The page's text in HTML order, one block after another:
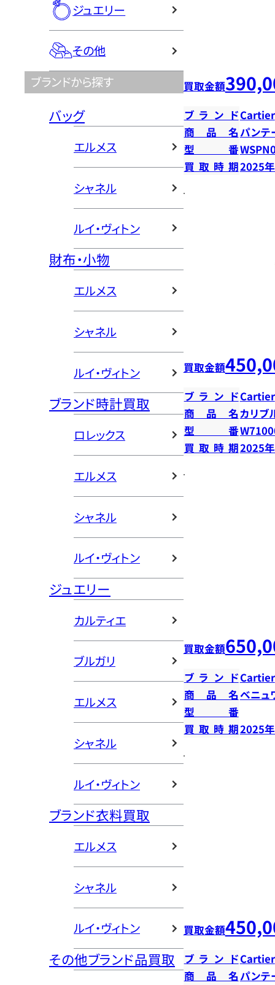
ジュエリー
その他
ブランドから探す
バッグ
エルメス
シャネル
ルイ・ヴィトン
財布・小物
エルメス
シャネル
ルイ・ヴィトン
ブランド時計買取
ロレックス
エルメス
シャネル
ルイ・ヴィトン
ジュエリー
カルティエ
ブルガリ
エルメス
シャネル
ルイ・ヴィトン
ブランド衣料買取
エルメス
シャネル
ルイ・ヴィトン
その他ブランド品買取
買取金額
ブランドCartier
商品名パンテ
型番
買取時期2025
買取金額
ブランドCartier
商品名カリブ
型番
買取時期2025
買取金額
ブランドCartier
商品名ベニュ
型番
買取時期2025
買取金額
ブランドCartier
商品名パンテ